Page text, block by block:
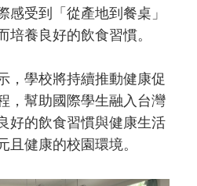
感受到「從產地到餐桌」
培養良好的飲食習慣。
學校將持續推動健康促
，幫助國際學生融入台灣
好的飲食習慣與健康生活
且健康的校園環境。